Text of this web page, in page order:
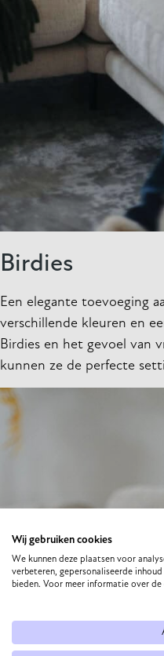
Birdies
Een elegante toevoeging
verschillende kleuren en
Birdies en het gevoel van
kunnen ze de perfecte
Wij gebruiken cookies
We kunnen deze plaatsen voor
verbeteren, gepersonaliseerde
bieden. Voor meer informatie over